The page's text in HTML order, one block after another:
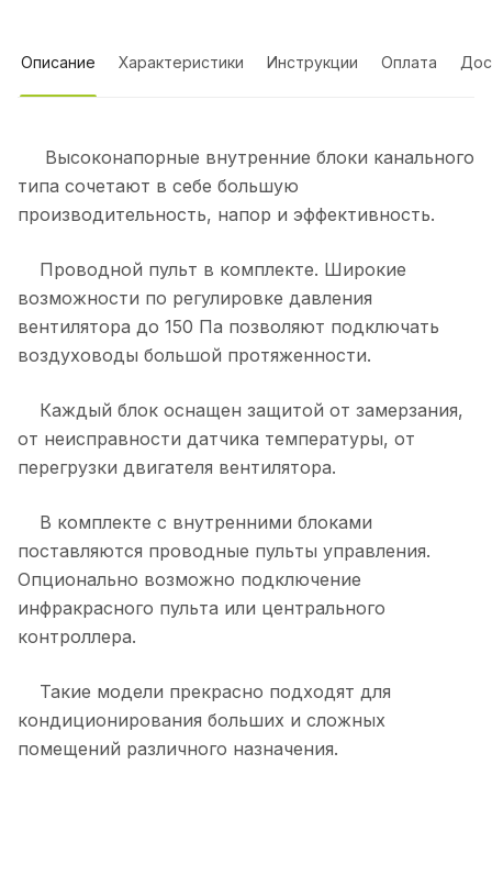
Описание Характеристики Инструкции Оплата
Высоконапорные внутренние блоки канального
типа сочетают в себе большую
производительность, напор и эффективность.
Проводной пульт в комплекте. Широкие
возможности по регулировке давления
вентилятора до 150 Па позволяют подключать
воздуховоды большой протяженности.
Каждый блок оснащен защитой от замерзания,
от неисправности датчика температуры, от
перегрузки двигателя вентилятора.
В комплекте с внутренними блоками
поставляются проводные пульты управления.
Опционально возможно подключение
инфракрасного пульта или центрального
контроллера.
Такие модели прекрасно подходят для
кондиционирования больших и сложных
помещений различного назначения.